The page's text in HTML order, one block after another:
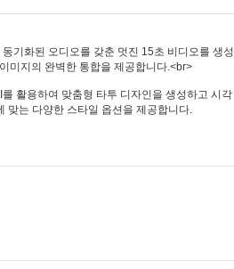
기화된 오디오를 갖춘 멋진 15초 비디오를 생성
미지의 완벽한 통합을 제공합니다.<br>
활용하여 맞춤형 타투 디자인을 생성하고 시각
맞는 다양한 스타일 옵션을 제공합니다.